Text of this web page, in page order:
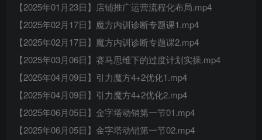
【2025年01月23日】店铺推广运营流程化布局.mp4
【2025年02月17日】魔方内训诊断专题课1.mp4
【2025年02月17日】魔方内训诊断专题课2.mp4
【2025年03月06日】赛马思维下的过度计划实操.mp4
【2025年04月09日】引力魔方4+2优化1.mp4
【2025年04月09日】引力魔方4+2优化2.mp4
【2025年06月05日】金字塔动销第一节01.mp4
【2025年06月05日】金字塔动销第一节02.mp4